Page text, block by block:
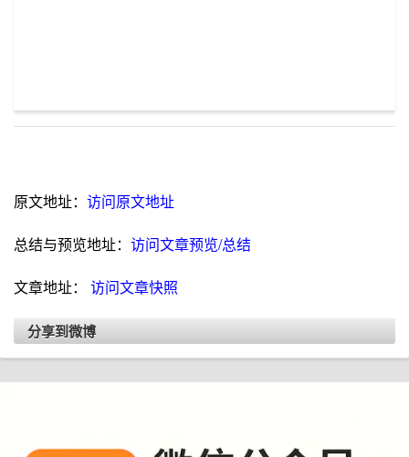
原文地址： 访问原文地址
总结与预览地址： 访问文章预览/总结
文章地址： 访问文章快照
分享到微博